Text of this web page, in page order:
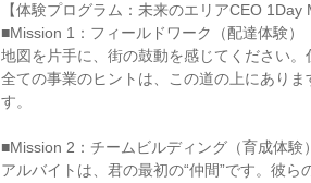
【体験プログラム：未来のエリアCEO 1Day
■Mission 1：フィールドワーク（配達体験）
地図を片手に、街の鼓動を感じてください
全ての事業のヒントは、この道の上にあり
す。
■Mission 2：チームビルディング（育成体験）
アルバイトは、君の最初の“仲間”です。彼